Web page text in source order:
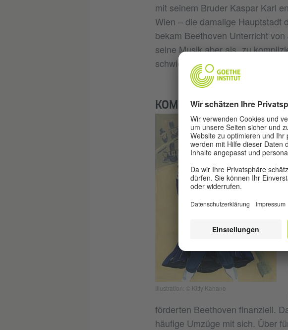
mit seinem Bruder Kaspar Karl
Wien – die damalige Hauptstadt
bekam Beethoven Unterricht
seine Musik aber als „zu
schwieriges Lehrer-Schüler-
KOMPONIST DER STUNDE
Illustration: © Kitty Kahane
förderten Beethoven finanziell.
häufige Umzüge mit sich. Über